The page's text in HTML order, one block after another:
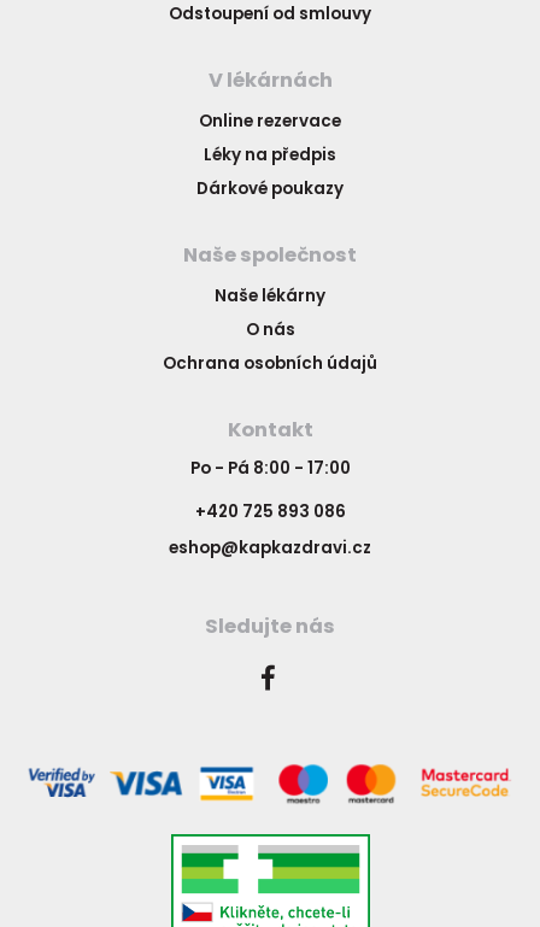
Odstoupení od smlouvy
V lékárnách
Online rezervace
Léky na předpis
Dárkové poukazy
Naše společnost
Naše lékárny
O nás
Ochrana osobních údajů
Kontakt
Po - Pá 8:00 - 17:00
+420 725 893 086
eshop@kapkazdravi.cz
Sledujte nás